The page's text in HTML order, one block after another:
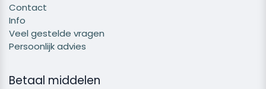
Contact
Info
Veel gestelde vragen
Persoonlijk advies
Betaal middelen